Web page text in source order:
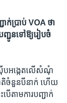
ក់​ប្រាប់​ VOA ​ថា​
ជូន​ទៅ​ឱ្យ​រៀបចំ
ើបអង្កេត​លើ​សំណុំ​
ាតិ​ចំនួន​បីនាក់ ​ហើយ​
ើ​តាមការ​បញ្ជាក់​